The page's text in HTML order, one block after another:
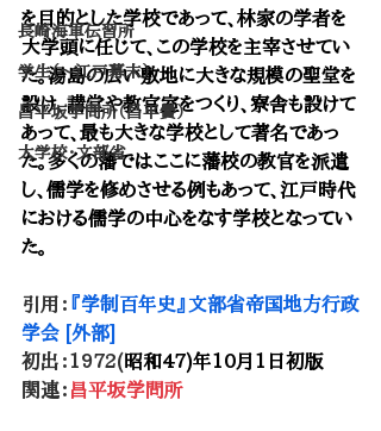
長崎海軍伝習所
学生（～江戸幕末）
昌平坂学問所（昌平黌）
大学校・文部省
を目的とした学校であって、林家の学者を
大学頭に任じて、この学校を主宰させてい
た。湯島の広い敷地に大きな規模の聖堂を
設け、講堂や教官室をつくり、寮舎も設けて
あって、最も大きな学校として著名であっ
た。多くの藩ではここに藩校の教官を派遣
し、儒学を修めさせる例もあって、江戸時代
における儒学の中心をなす学校となってい
た。
引用： 『学制百年史』文部省帝国地方行政
学会 [外部]
初出：1972( 昭和47)年10月1日初版
関連： 昌平坂学問所